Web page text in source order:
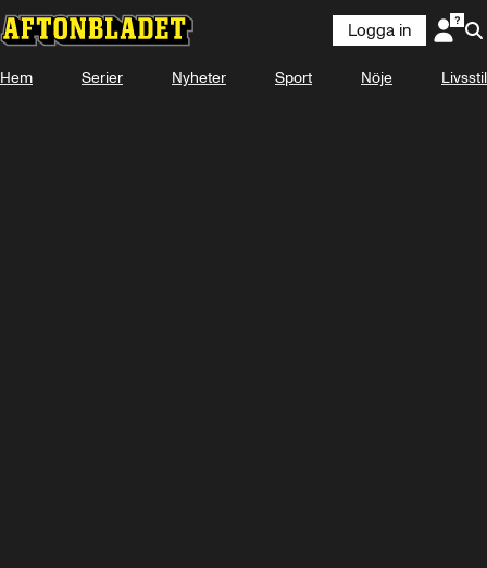
Logga in
Hem Serier Nyheter Sport Nöje Livsstil